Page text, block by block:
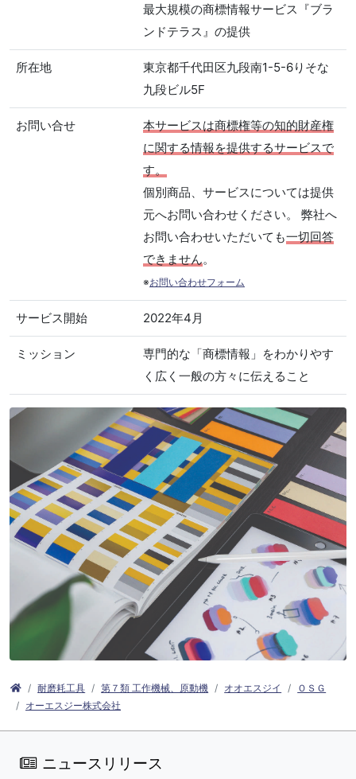
最大規模の商標情報サービス『ブラ
ンドテラス』の提供
所在地
東京都千代田区九段南1-5-6りそな
九段ビル5F
お問い合せ
本サービスは商標権等の知的財産権
に関する情報を提供するサービスで
す。
個別商品、サービスについては提供
元へお問い合わせください。 弊社へ
お問い合わせいただいても一切回答
できません。
※お問い合わせフォーム
サービス開始 2022年4月
ミッション
専門的な「商標情報」をわかりやす
く広く一般の方々に伝えること
耐磨耗工具 第７類 工作機械、原動機 オオエスジイ
ＯＳＧ
オーエスジー株式会社
ニュースリリース